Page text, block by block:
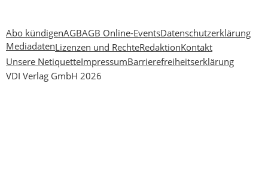
Abo kündigenAGBAGB Online-EventsDatenschutzerklärung
MediadatenLizenzen und RechteRedaktionKontakt
Unsere NetiquetteImpressumBarrierefreiheitserklärung
VDI Verlag GmbH 2026